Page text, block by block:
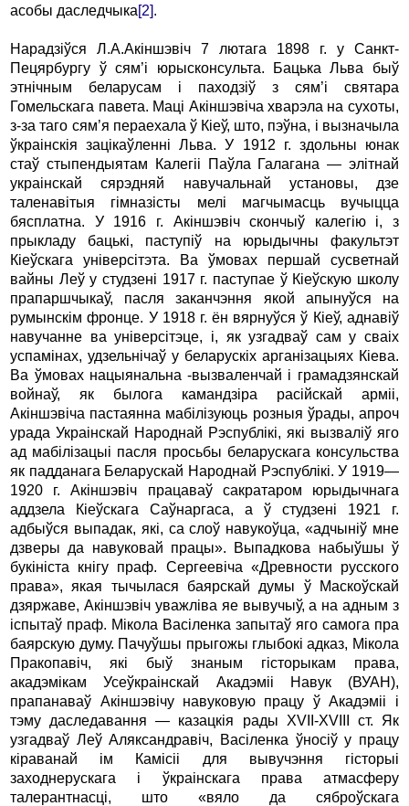
асобы даследчыка[2].
Нарадзіўся Л.А.Акіншэвіч 7 лютага 1898 г. у Санкт-
Пецярбургу ў сям’і юрысконсульта. Бацька Льва быў
этнічным беларусам і паходзіў з сям’і святара
Гомельскага павета. Маці Акіншэвіча хварэла на сухоты,
з-за таго сям’я пераехала ў Кіеў, што, пэўна, і вызначыла
ўкраінскія зацікаўленні Льва. У 1912 г. здольны юнак
стаў стыпендыятам Калегіі Паўла Галагана — элітнай
украінскай сярэдняй навучальнай установы, дзе
таленавітыя гімназісты мелі магчымасць вучыцца
бясплатна. У 1916 г. Акіншэвіч скончыў калегію і, з
прыкладу бацькі, паступіў на юрыдычны факультэт
Кіеўскага універсітэта. Ва ўмовах першай сусветнай
вайны Леў у студзені 1917 г. паступае ў Кіеўскую школу
прапаршчыкаў, пасля заканчэння якой апынуўся на
румынскім фронце. У 1918 г. ён вярнуўся ў Кіеў, аднавіў
навучанне ва універсітэце, і, як узгадваў сам у сваіх
успамінах, удзельнічаў у беларускіх арганізацыях Кіева.
Ва ўмовах нацыянальна -вызваленчай і грамадзянскай
войнаў, як былога камандзіра расійскай арміі,
Акіншэвіча пастаянна мабілізуюць розныя ўрады, апроч
урада Украінскай Народнай Рэспублікі, які вызваліў яго
ад мабілізацыі пасля просьбы беларускага консульства
як падданага Беларускай Народнай Рэспублікі. У 1919—
1920 г. Акіншэвіч працаваў сакратаром юрыдычнага
аддзела Кіеўскага Саўнаргаса, а ў студзені 1921 г.
адбыўся выпадак, які, са слоў навукоўца, «адчыніў мне
дзверы да навуковай працы». Выпадкова набыўшы ў
букініста кнігу праф. Сергеевіча «Древности русского
права», якая тычылася баярскай думы ў Маскоўскай
дзяржаве, Акіншэвіч уважліва яе вывучыў, а на адным з
іспытаў праф. Мікола Васіленка запытаў яго самога пра
баярскую думу. Пачуўшы прыгожы глыбокі адказ, Мікола
Пракопавіч, які быў знаным гісторыкам права,
акадэмікам Усеўкраінскай Акадэміі Навук (ВУАН),
прапанаваў Акіншэвічу навуковую працу ў Акадэміі і
тэму даследавання — казацкія рады ХVII-XVIII ст. Як
узгадваў Леў Аляксандравіч, Васіленка ўносіў у працу
кіраванай ім Камісіі для вывучэння гісторыі
заходнерускага і ўкраінскага права атмасферу
талерантнасці, што «вяло да сяброўскага